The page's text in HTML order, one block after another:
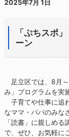
2025年7月 1日
「ぷちスポ
ーン
足立区では、8月
み」プログラムを実
子育てや仕事に追
なママ・パパのみな
「読書」に親しめ
で、ぜひ、お気軽に